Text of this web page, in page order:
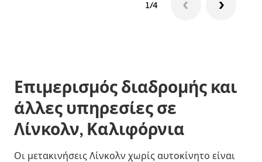
1/4
Επιμερισμός διαδρομής και
άλλες υπηρεσίες σε
Λίνκολν, Καλιφόρνια
Οι μετακινήσεις Λίνκολν χωρίς αυτοκίνητο είναι